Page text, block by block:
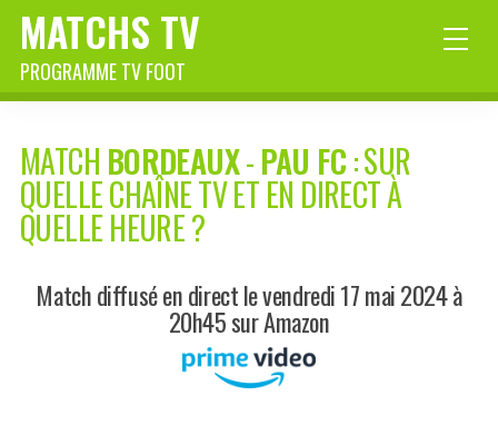
MATCHS TV
PROGRAMME TV FOOT
MATCH BORDEAUX-PAU FC: SUR
QUELLE CHAÎNE TV ET EN DIRECT À
QUELLE HEURE ?
Match diffusé en direct le vendredi 17 mai 2024 à
20h45 sur Amazon